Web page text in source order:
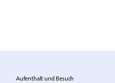
Aufenthalt und Besuch